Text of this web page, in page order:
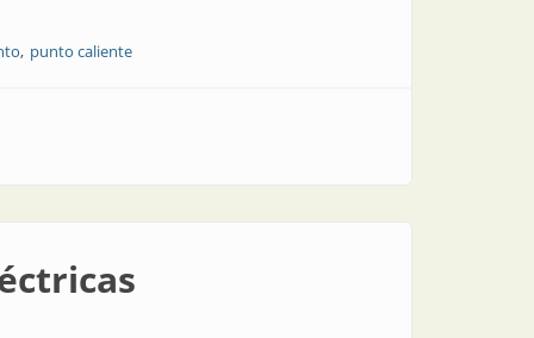
punto caliente